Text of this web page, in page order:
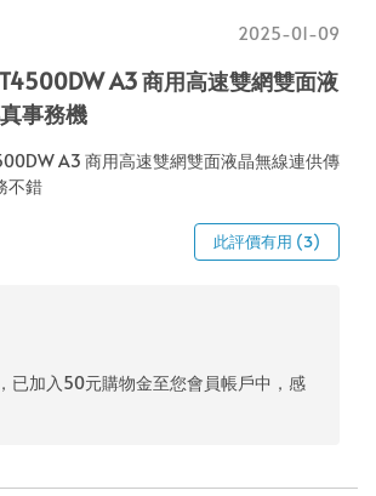
2025-01-09
A3 商用高速雙網雙面液
事務機
A3 商用高速雙網雙面液晶無線連供傳
不錯
此評價有用 (3)
已加入50元購物金至您會員帳戶中，感